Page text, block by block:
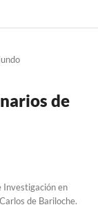
de
Investigación en
de Bariloche.